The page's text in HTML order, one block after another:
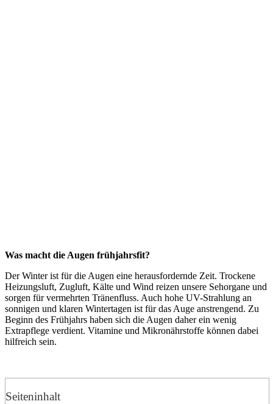
Was macht die Augen frühjahrsfit?
Der Winter ist für die Augen eine herausfordernde Zeit. Trockene
Heizungsluft, Zugluft, Kälte und Wind reizen unsere Sehorgane und
sorgen für vermehrten Tränenfluss. Auch hohe UV-Strahlung an
sonnigen und klaren Wintertagen ist für das Auge anstrengend. Zu
Beginn des Frühjahrs haben sich die Augen daher ein wenig
Extrapflege verdient. Vitamine und Mikronährstoffe können dabei
hilfreich sein.
Seiteninhalt